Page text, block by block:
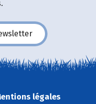
légales